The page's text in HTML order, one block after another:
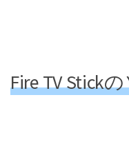
Fire TV Stick